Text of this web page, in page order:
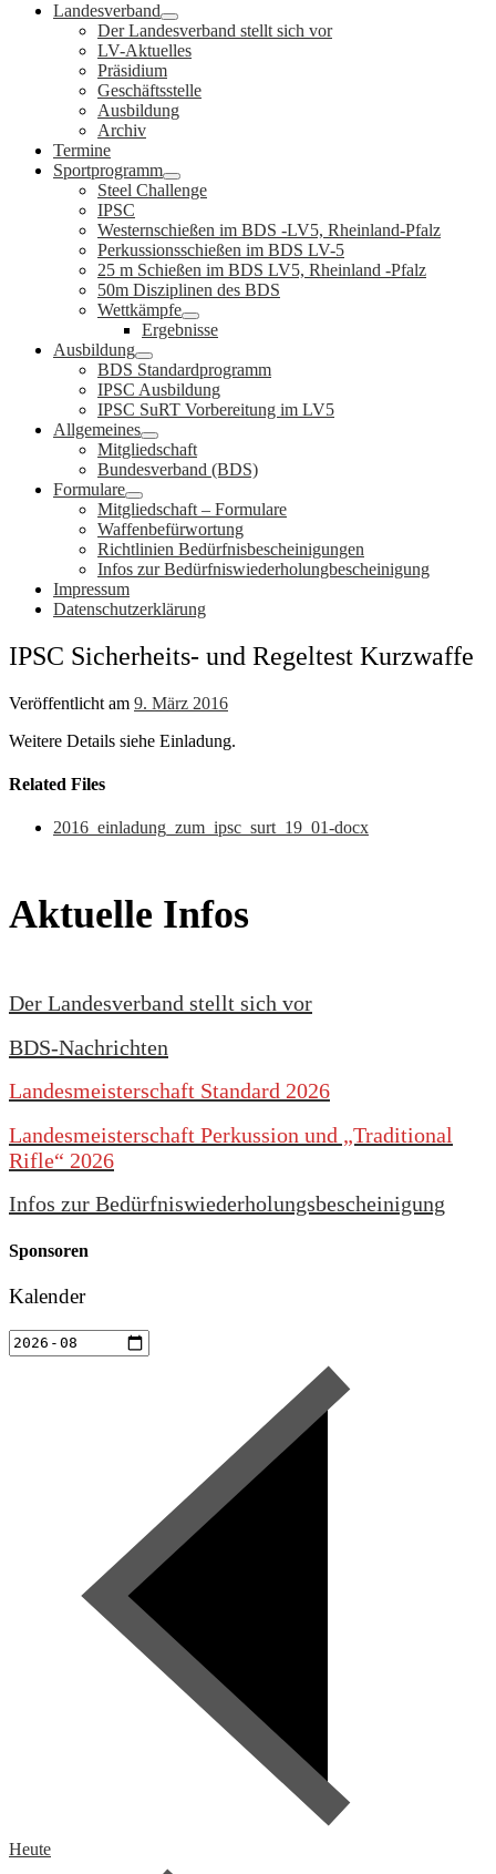
Landesverband
Der Landesverband stellt sich vor
LV-Aktuelles
Präsidium
Geschäftsstelle
Ausbildung
Archiv
Termine
Sportprogramm
Steel Challenge
IPSC
Westernschießen im BDS -LV5, Rheinland-Pfalz
Perkussionsschießen im BDS LV-5
25 m Schießen im BDS LV5, Rheinland -Pfalz
50m Disziplinen des BDS
Wettkämpfe
Ergebnisse
Ausbildung
BDS Standardprogramm
IPSC Ausbildung
IPSC SuRT Vorbereitung im LV5
Allgemeines
Mitgliedschaft
Bundesverband (BDS)
Formulare
Mitgliedschaft – Formulare
Waffenbefürwortung
Richtlinien Bedürfnisbescheinigungen
Infos zur Bedürfniswiederholungbescheinigung
Impressum
Datenschutzerklärung
IPSC Sicherheits- und Regeltest Kurzwaffe
Veröffentlicht am 9. März 2016
Weitere Details siehe Einladung.
Related Files
2016_einladung_zum_ipsc_surt_19_01-docx
Aktuelle Infos
Der Landesverband stellt sich vor
BDS-Nachrichten
Landesmeisterschaft Standard 2026
Landesmeisterschaft Perkussion und „Traditional
Rifle“ 2026
Infos zur Bedürfniswiederholungsbescheinigung
Sponsoren
Kalender
Heute